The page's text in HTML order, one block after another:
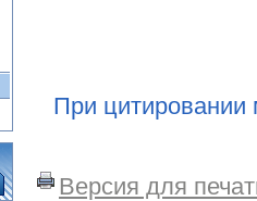
При цитировании
Версия для